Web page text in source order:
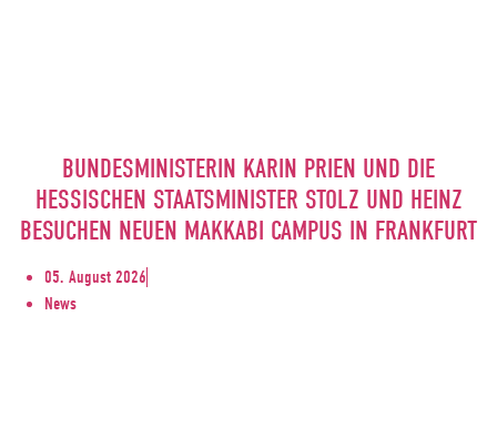
BUNDESMINISTERIN KARIN PRIEN UND DIE
HESSISCHEN STAATSMINISTER STOLZ UND HEINZ
BESUCHEN NEUEN MAKKABI CAMPUS IN FRANKFURT
05. August 2026
News